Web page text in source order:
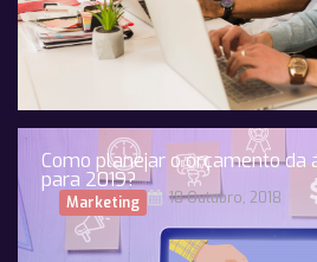
Como planejar o orçamento da
para 2019?
Marketing 18 Outubro, 2018